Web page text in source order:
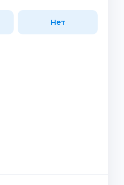
Нет